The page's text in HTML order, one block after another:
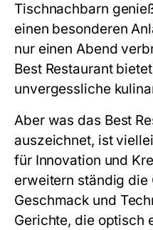
Tischnachbarn
einen besonderen
nur einen Abend
Best Restaurant
unvergessliche
Aber was das Best
auszeichnet, ist
für Innovation und
erweitern ständig die
Geschmack und
Gerichte, die optisch